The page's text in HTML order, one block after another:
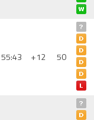
55:43 +12 50